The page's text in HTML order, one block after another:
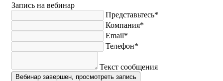
Запись на вебинар
Представьтесь*
Компания*
Email*
Телефон*
Текст сообщения
Вебинар завершен, просмотреть запись